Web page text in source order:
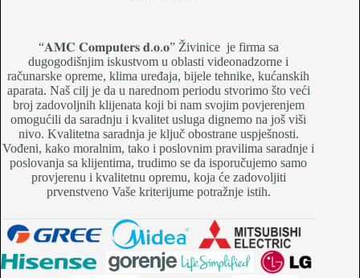
“𝐀𝐌𝐂 𝐂𝐨𝐦𝐩𝐮𝐭𝐞𝐫𝐬 𝐝.𝐨.𝐨” Živinice je firma sa
dugogodišnjim iskustvom u oblasti videonadzorne i
računarske opreme, klima uređaja, bijele tehnike, kućanskih
aparata. Naš cilj je da u narednom periodu stvorimo što veći
broj zadovoljnih klijenata koji bi nam svojim povjerenjem
omogućili da saradnju i kvalitet usluga dignemo na još viši
nivo. Kvalitetna saradnja je ključ obostrane uspješnosti.
Vođeni, kako moralnim, tako i poslovnim pravilima saradnje i
poslovanja sa klijentima, trudimo se da isporučujemo samo
provjerenu i kvalitetnu opremu, koja će zadovoljiti
prvenstveno Vaše kriterijume potražnje istih.